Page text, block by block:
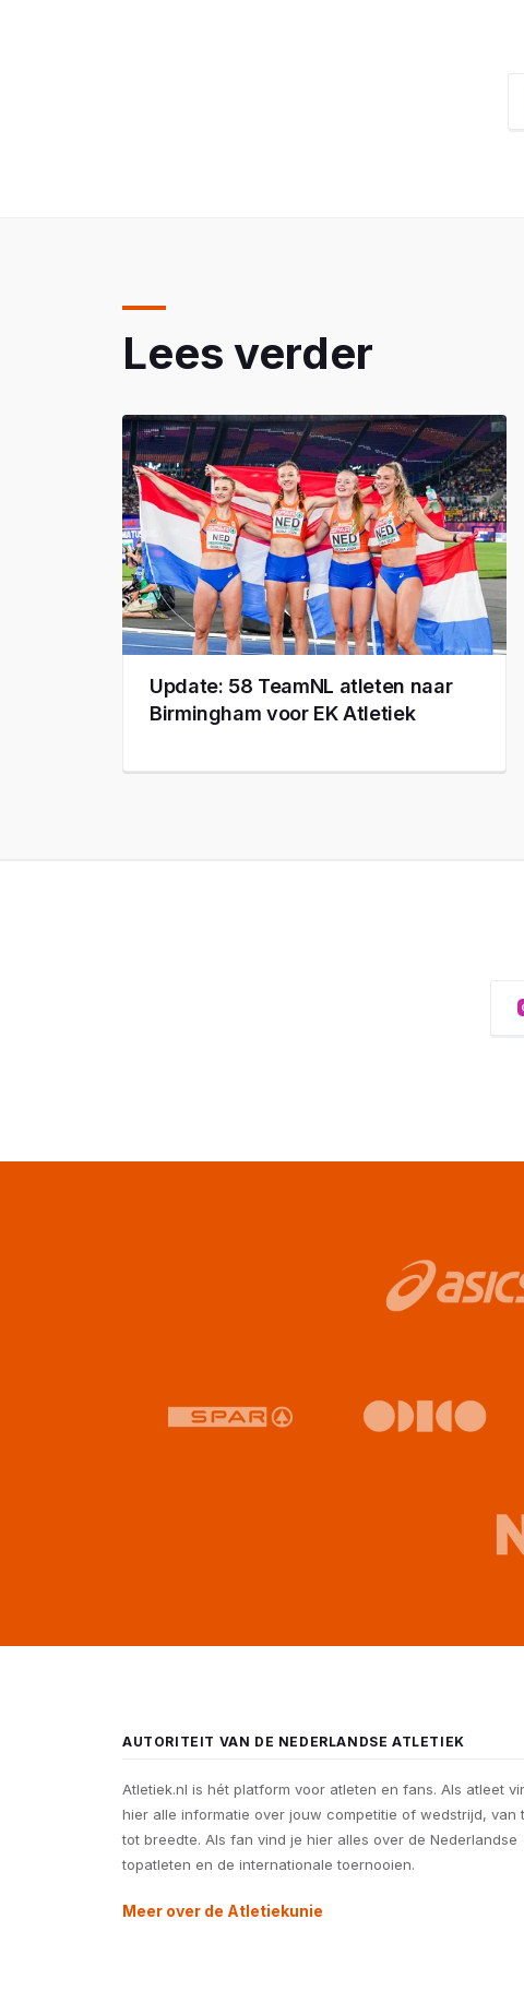
Lees verder
Update: 58 TeamNL atleten naar
Birmingham voor EK Atletiek
AUTORITEIT VAN DE NEDERLANDSE ATLETIEK
Atletiek.nl is hét platform voor atleten en fans. Als atleet
hier alle informatie over jouw competitie of wedstrijd, van
tot breedte. Als fan vind je hier alles over de Nederlandse
topatleten en de internationale toernooien.
Meer over de Atletiekunie